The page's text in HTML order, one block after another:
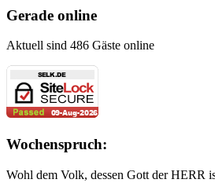
Gerade online
Aktuell sind 486 Gäste online
Wochenspruch:
Wohl dem Volk, dessen Gott der HERR